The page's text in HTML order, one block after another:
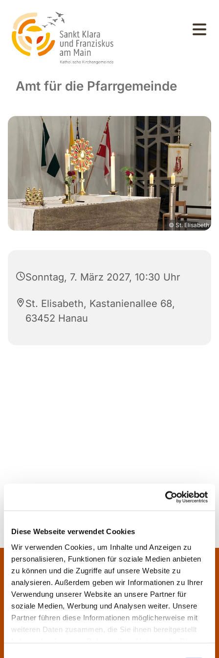
Diese Webseite verwendet Cookies
Wir verwenden Cookies, um Inhalte und Anzeigen zu
personalisieren, Funktionen für soziale Medien anbieten
zu können und die Zugriffe auf unsere Website zu
analysieren. Außerdem geben wir Informationen zu Ihrer
Verwendung unserer Website an unsere Partner für
soziale Medien, Werbung und Analysen weiter. Unsere
Partner führen diese Informationen möglicherweise mit
weiteren Daten zusammen, die Sie ihnen bereitgestellt
Amt für die Pfarrgemeinde
© St. Elisabeth
Sonntag, 7. März 2027, 10:30 Uhr
St. Elisabeth, Kastanienallee 68,
63452 Hanau
Pfarrei Sankt Klara und Franziskus am Main
Zentrales Pfarrbüro:
Im Bangert 8,63450 Hanau
06181 9230070
pfarrei.klara-franziskus@bistum-fulda.de
Öffnungszeiten:
Montag
geschlossen